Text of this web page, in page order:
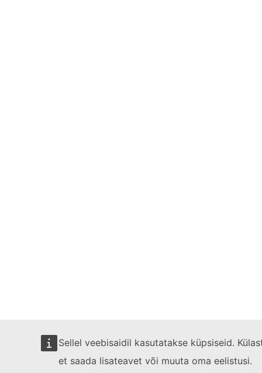
Sellel veebisaidil kasutatakse küpsiseid.
et saada lisateavet või muuta oma eelistusi.